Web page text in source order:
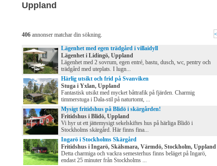
Uppland
406 annonser matchar din sökning.
Lägenhet med egen trädgård i villaidyll
Lägenhet i Lidingö, Uppland
Lägenhet med 2 sovrum, egen entré, bastu, dusch, wc, pentry och
trädgård med uteplats. I lugn...
Härlig utsikt och frid på Svanviken
Stuga i Yxlan, Uppland
Fantastisk utsikt med mycket båttrafik på fjärden. Charmig
timmerstuga i Dala-stil på naturtomt, ...
Mysigt fritidshus på Blidö i skärgården!
Fritidshus i Blidö, Uppland
Vi hyr ut ett jättemysigt sekelskiftes hus på härliga Blidö i
Stockholms skärgård. Här finns fina...
Ingarö i Stockholms Skärgård
Fritidshus i Ingarö, Skälsmara, Värmdö, Stockholm, Uppland
Detta charmiga och vackra semesterhus finns beläget på Ingarö,
endast 25 minuter från Stockholms ...